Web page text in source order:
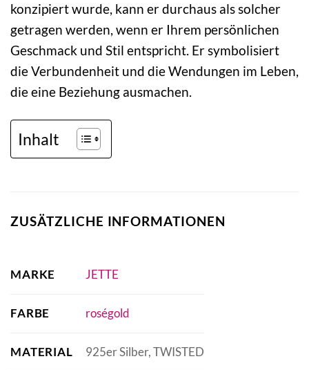
konzipiert wurde, kann er durchaus als solcher
getragen werden, wenn er Ihrem persönlichen
Geschmack und Stil entspricht. Er symbolisiert
die Verbundenheit und die Wendungen im Leben,
die eine Beziehung ausmachen.
Inhalt
ZUSÄTZLICHE INFORMATIONEN
MARKE JETTE
FARBE roségold
MATERIAL 925er Silber, TWISTED